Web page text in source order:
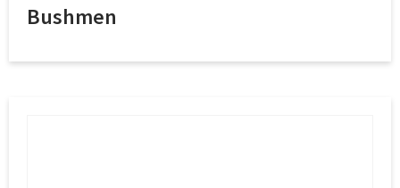
Bushmen